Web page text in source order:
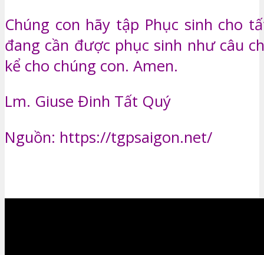
Chúng con hãy tập Phục sinh cho
đang cần được phục sinh như câu
kể cho chúng con. Amen.
Lm. Giuse Đinh Tất Quý
Nguồn: https://tgpsaigon.net/